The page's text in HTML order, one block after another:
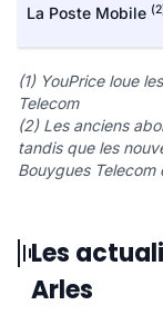
La Poste Mobile
(1) YouPrice loue
Telecom
(2) Les anciens
tandis que les
Bouygues
Les
Arles